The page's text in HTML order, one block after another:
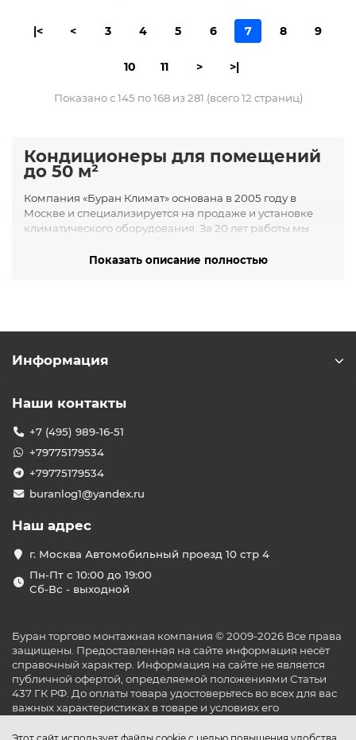
|< < 3 4 5 6 7 8 9
10 11 > >|
Показано с 145 по 168 из 281 (всего 12 страниц)
Кондиционеры для помещений
до 50 м²
Компания «Буран Климат» основана в 2005 году в
Москве и специализируется на продаже и установке
климатического оборудования. За 20 лет работы мы
предлагающий качественные решения для создания
50 м²
В нашем каталоге представлены различные типы
кондиционеров, подходящих для помещений
Настенные сплит-системы — оптимальны для
Мобильные кондиционеры — удобны для
временного использования и не требуют
монтажа.
коммерческих пространств с подвесными
Мы предлагаем продукцию от ведущих
производителей, включая Daikin, Mitsubishi Electric,
Современные технологии и
Наши кондиционеры оснащены передовыми
технологиями для обеспечения максимального
комфорта:
Инверторные компрессоры для
энергоэффективной работы.
Функции обогрева и охлаждения для
Показать описание полностью
Информация
Наши контакты
+7 (495) 989-16-51
+79775179534
+79775179534
buranlog1@yandex.ru
Наш адрес
г. Москва Автомобильный проезд 10 стр 4
Пн-Пт с 10:00 до 19:00
Сб-Вс - выходной
Буран торгово монтажная компания © 2009-2026 Все права
защищены. Предоставленная на сайте информация несёт
справочный характер. Информация на сайте не является
публичной офертой, определяемой положениями Статьи
437 ГК РФ. До оплаты товара удостоверьтесь во всех для вас
важных характеристиках в товаре и условиях его